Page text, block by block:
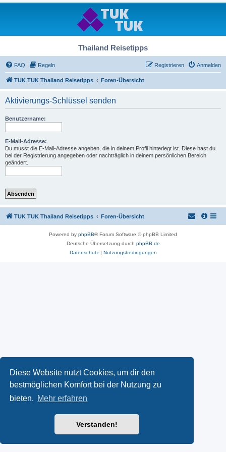
Diese Website nutzt Cookies, um dir den
bestmöglichen Komfort bei der Nutzung zu
bieten. Mehr erfahren
Verstanden!
Thailand Reisetipps
FAQ Regeln Anmelden
Registrieren
TUK TUK Thailand Reisetipps Foren-Übersicht
Aktivierungs-Schlüssel senden
Benutzername:
E-Mail-Adresse:
Du musst die E-Mail-Adresse angeben, die in deinem Profil hinterlegt ist. Diese hast du
bei der Registrierung angegeben oder nachträglich in deinem persönlichen Bereich
geändert.
TUK TUK Thailand Reisetipps Foren-Übersicht
Powered by phpBB® Forum Software © phpBB Limited
Deutsche Übersetzung durch phpBB.de
Datenschutz| Nutzungsbedingungen